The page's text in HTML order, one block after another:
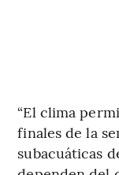
“El clima
finales de la
subacuáticas